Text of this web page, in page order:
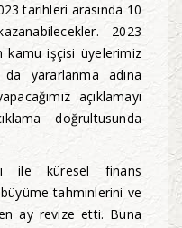
tarihleri arasında 10
2023
kamu işçisi üyelerimiz
da yararlanma adına
açıklamayı
doğrultusunda
ile küresel finans
büyüme tahminlerini ve
ay revize etti. Buna